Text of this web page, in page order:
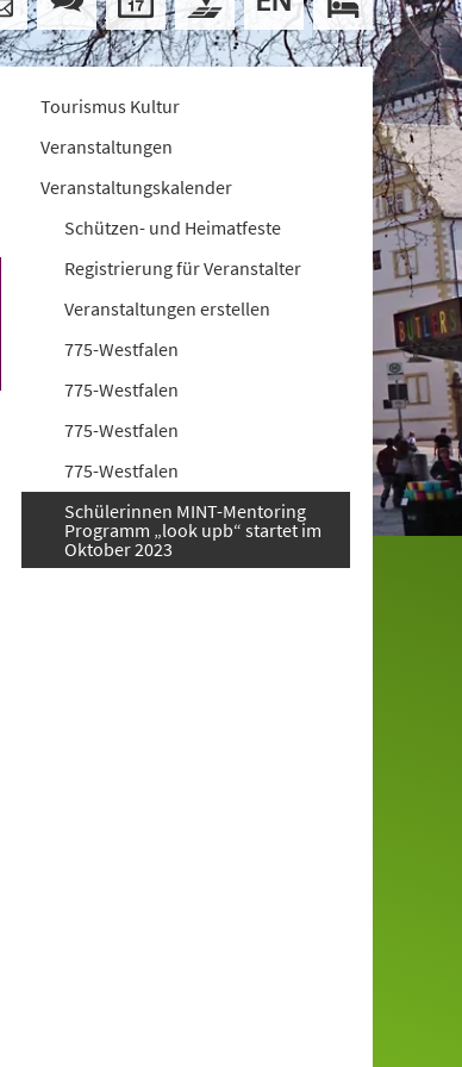
Tourismus Kultur
Veranstaltungen
Veranstaltungskalender
Schützen- und Heimatfeste
Registrierung für Veranstalter
Veranstaltungen erstellen
775-Westfalen
775-Westfalen
775-Westfalen
775-Westfalen
Schülerinnen MINT-Mentoring
Programm „look upb“ startet im
Oktober 2023